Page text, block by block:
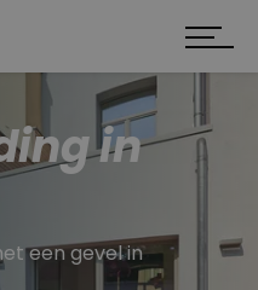
in
een gevel in